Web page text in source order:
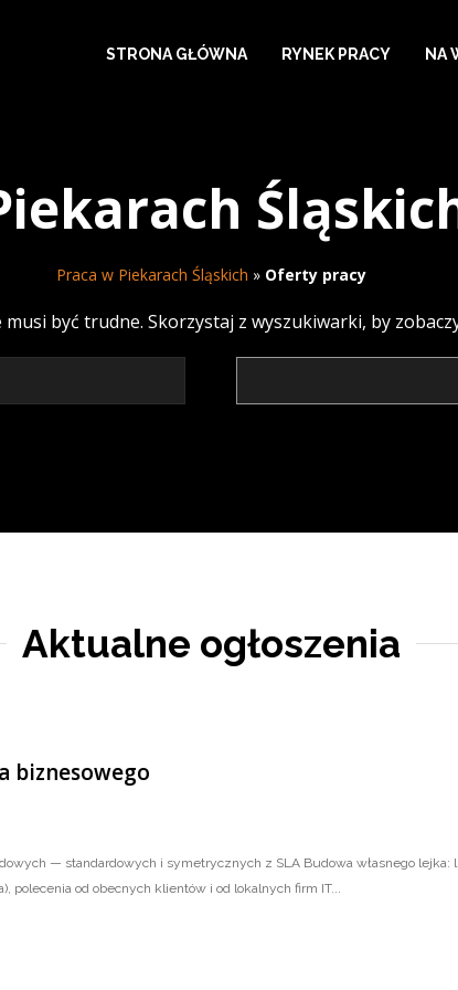
STRONA GŁÓWNA RYNEK PRACY NA
Praca w Piekarach Śląskich » Oferty pracy
być trudne. Skorzystaj z wyszukiwarki, by
Aktualne ogłoszenia
biznesowego
— standardowych i symetrycznych z SLA Budowa własnego
polecenia od obecnych klientów i od lokalnych firm IT...